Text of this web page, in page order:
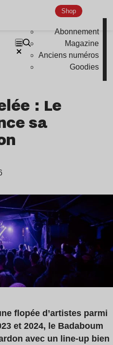
Shop
Abonnement
Magazine
Anciens numéros
Goodies
: Le
sa
flopée d’artistes parmi
et 2024, le Badaboum
avec un line-up bien